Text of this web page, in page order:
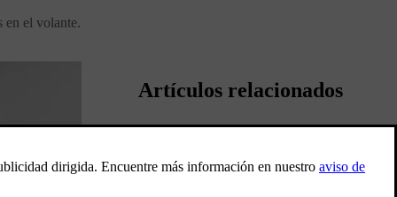
en el volante.
Artículos relacionados